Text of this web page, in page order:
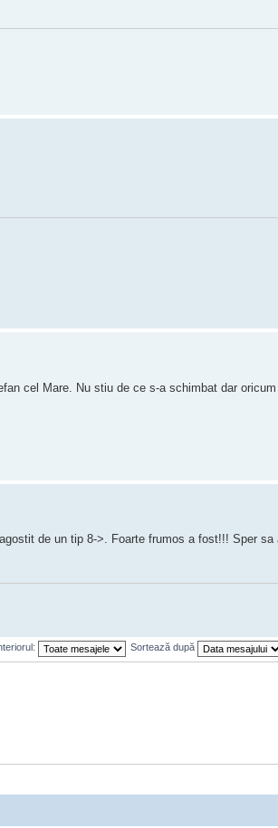
cel Mare. Nu stiu de ce s-a schimbat dar
de un tip 8->. Foarte frumos a fost!!! Sper
Sortează după